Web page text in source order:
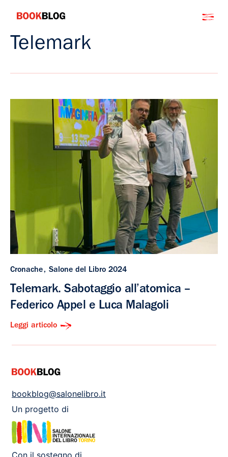
contenuto
Bookblog
Telemark
Cronache Salone del Libro 2024
Telemark. Sabotaggio all’atomica –
Federico Appel e Luca Malagoli
Leggi articolo
bookblog@salonelibro.it
Un progetto di